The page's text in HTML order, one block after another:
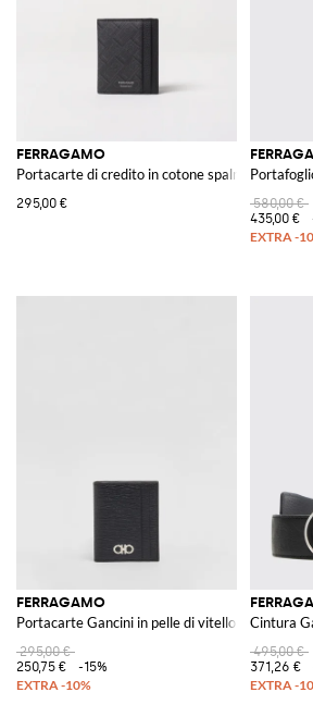
FERRAGAMO
Portacarte di credito in cotone spalmato e
295,00 €
580,00 €
435,00 €
FERRAGAMO
Portacarte Gancini in pelle di vitello
295,00 €
250,75 €
-15%
Cintura
495,00 €
371,26 €